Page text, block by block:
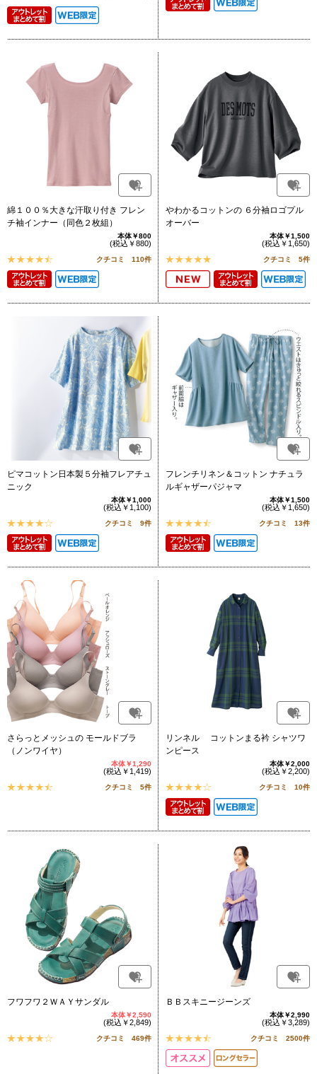
綿１００％大きな汗取り付き フレン
チ袖インナー（同色２枚組）
本体￥800
(税込￥880)
クチコミ 110件
やわかるコットンの ６分袖ロゴプル
オーバー
本体￥1,500
(税込￥1,650)
クチコミ 5件
ピマコットン日本製５分袖フレアチュ
ニック
本体￥1,000
(税込￥1,100)
クチコミ 9件
フレンチリネン＆コットン ナチュラ
ルギャザーパジャマ
本体￥1,500
(税込￥1,650)
クチコミ 13件
さらっとメッシュの モールドブラ
（ノンワイヤ）
本体￥1,290
(税込￥1,419)
クチコミ 5件
リンネル コットンまる衿 シャツワ
ンピース
本体￥2,000
(税込￥2,200)
クチコミ 10件
フワフワ２ＷＡＹサンダル
本体￥2,590
(税込￥2,849)
クチコミ 469件
ＢＢスキニージーンズ
本体￥2,990
(税込￥3,289)
クチコミ 2500件